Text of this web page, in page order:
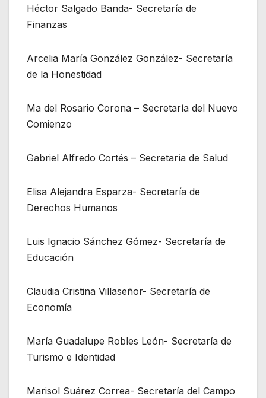
Héctor Salgado Banda- Secretaría de
Finanzas
Arcelia María González González- Secretaría
de la Honestidad
Ma del Rosario Corona – Secretaría del Nuevo
Comienzo
Gabriel Alfredo Cortés – Secretaría de Salud
Elisa Alejandra Esparza- Secretaría de
Derechos Humanos
Luis Ignacio Sánchez Gómez- Secretaría de
Educación
Claudia Cristina Villaseñor- Secretaría de
Economía
María Guadalupe Robles León- Secretaría de
Turismo e Identidad
Marisol Suárez Correa- Secretaría del Campo